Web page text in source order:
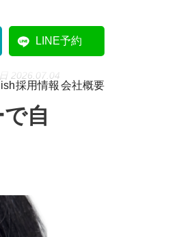
LINE予約
採用情報 会社概要
2026.07.04
自